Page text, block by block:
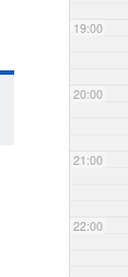
19:00
20:00
21:00
22:00